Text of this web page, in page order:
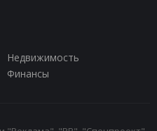
Недвижимость
Финансы